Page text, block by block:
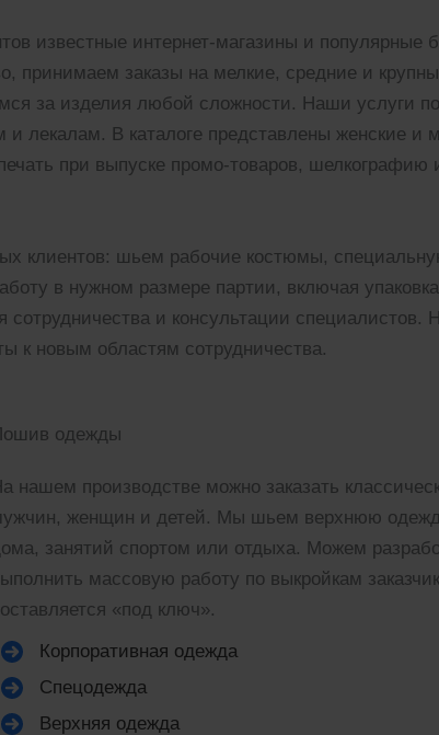
известные интернет-магазины и
заказы на мелкие, средние и
за изделия любой сложности. Наши услуги
лекалам. В каталоге представлены женские
при выпуске промо-товаров, шелкографию
клиентов: шьем рабочие костюмы,
в нужном размере партии, включая
и консультации
к новым областям сотрудничества.
одежды
нашем производстве можно заказать
женщин и детей. Мы шьем верхнюю
занятий спортом или отдыха. Можем
массовую работу по выкройкам
«под ключ».
Корпоративная одежда
Спецодежда
Верхняя одежда